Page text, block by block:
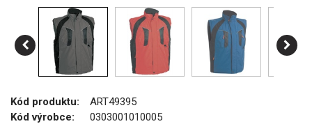
Kód produktu:
ART49395
Kód výrobce:
0303001010005